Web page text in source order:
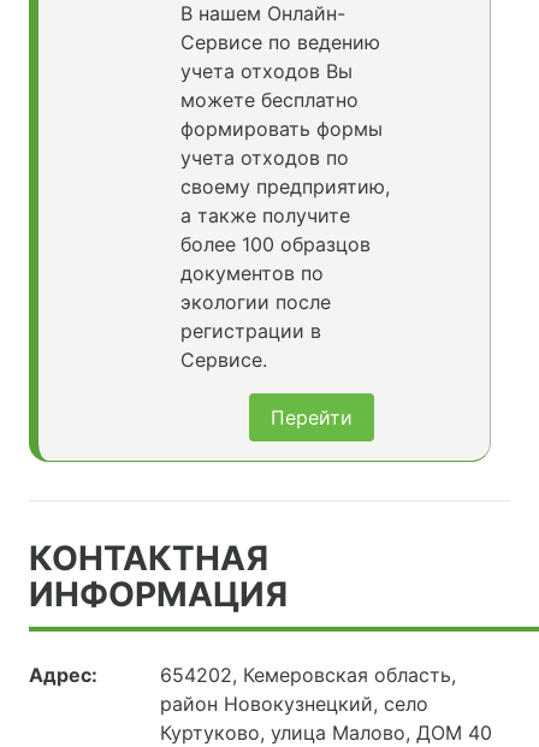
В нашем Онлайн-
Сервисе по ведению
учета отходов Вы
можете бесплатно
формировать формы
учета отходов по
своему предприятию,
а также получите
более 100 образцов
документов по
экологии после
регистрации в
Сервисе.
Перейти
КОНТАКТНАЯ
ИНФОРМАЦИЯ
Адрес:
654202, Кемеровская область,
район Новокузнецкий, село
Куртуково, улица Малово, ДОМ 40